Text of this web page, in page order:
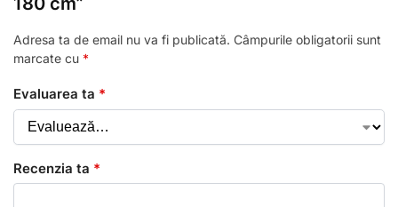
Adresa ta de email nu va fi publicată. Câmpurile obligatorii sunt
marcate cu *
Evaluarea ta *
Recenzia ta *